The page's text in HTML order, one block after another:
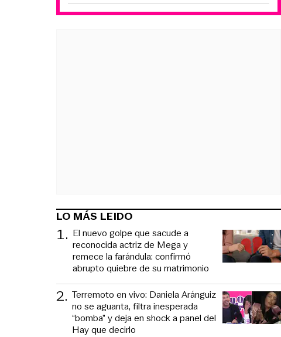
LO MÁS LEIDO
1. El nuevo golpe que sacude a
reconocida actriz de Mega y
remece la farándula: confirmó
abrupto quiebre de su matrimonio
2. Terremoto en vivo: Daniela Aránguiz
no se aguanta, filtra inesperada
“bomba” y deja en shock a panel del
Hay que decirlo